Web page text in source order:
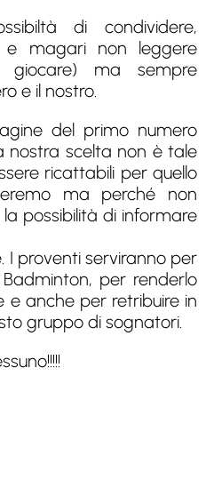
di condividere,
e magari non leggere
ma sempre
e il nostro.
del primo numero
nostra scelta non è tale
ricattabili per quello
ma perché non
possibilità di informare
I proventi serviranno per
per renderlo
e anche per retribuire in
gruppo di sognatori.